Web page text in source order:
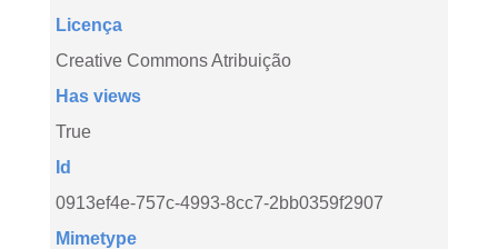
Licença
Creative Commons Atribuição
Has views
True
Id
0913ef4e-757c-4993-8cc7-2bb0359f2907
Mimetype